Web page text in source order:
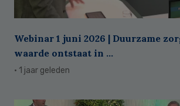
Webinar 1 juni 2026 | Duurzame
waarde ontstaat in ...
· 1 jaar geleden